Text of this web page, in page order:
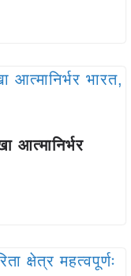
आत्मानिर्भर